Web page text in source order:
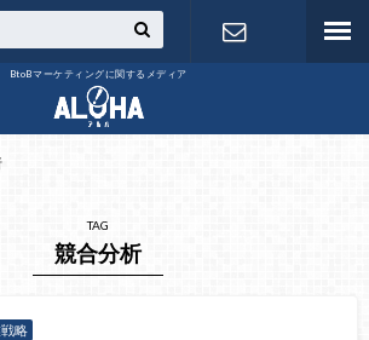
BtoBマーケティングに関するメディア
TAG
競合分析
略